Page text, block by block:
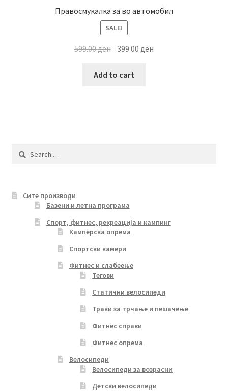
Правосмукалка за во автомобил
SALE!
599.00ден Original
was:
399.00ден
Add to cart
Search
Сите производи
Базени и летна програма
Спорт, фитнес, рекреација и кампинг
Камперска опрема
Спортски камери
Фитнес и слабеење
Тегови
Статични велосипеди
Траки за трчање и пешачење
Фитнес справи
Фитнес опрема
Велосипеди
Велосипеди за возрасни
Детски велосипеди